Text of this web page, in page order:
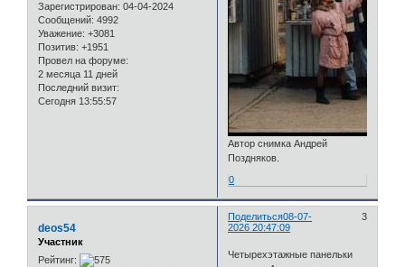
Зарегистрирован: 04-04-2024
Сообщений: 4992
Уважение: +3081
Позитив: +1951
Провел на форуме:
2 месяца 11 дней
Последний визит:
Сегодня 13:55:57
Автор снимка Андрей
Поздняков.
0
Поделиться 3
08-07-
2026 20:47:09
deos54
Участник
Рейтинг:
Четырехэтажные панельки